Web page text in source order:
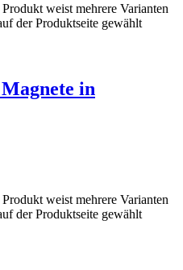
Produkt weist mehrere Varianten
der Produktseite gewählt
in
Produkt weist mehrere Varianten
der Produktseite gewählt